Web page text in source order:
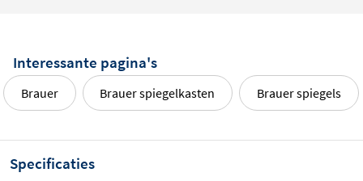
Interessante pagina's
Brauer Brauer spiegelkasten Brauer spiegels
Specificaties